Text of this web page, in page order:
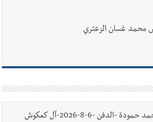
محمد غسان الزعتري
وفاة الحاجة رقية محمد حمودة -الدفن -6-8-2026-آل كعكوش